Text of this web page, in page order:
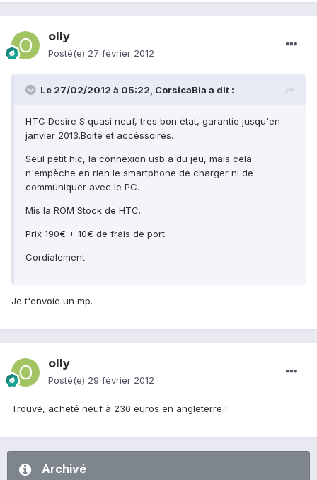
olly
Posté(e) 27 février 2012
Le 27/02/2012 à 05:22, CorsicaBia a dit :
HTC Desire S quasi neuf, très bon état, garantie jusqu'en
janvier 2013.Boite et accèssoires.
Seul petit hic, la connexion usb a du jeu, mais cela
n'empèche en rien le smartphone de charger ni de
communiquer avec le PC.
Mis la ROM Stock de HTC.
Prix 190€ + 10€ de frais de port
Cordialement
Je t'envoie un mp.
olly
Posté(e) 29 février 2012
Trouvé, acheté neuf à 230 euros en angleterre !
Archivé